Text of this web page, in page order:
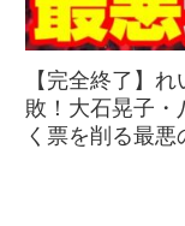
【完全終了】
敗！大石晃子・
く票を削る最悪